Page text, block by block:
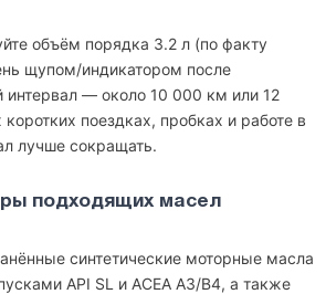
объём порядка 3.2 л (по факту
щупом/индикатором после
интервал — около 10 000 км или 12
поездках, пробках и работе в
лучше сокращать.
подходящих масел
синтетические моторные масла
API SL и ACEA A3/B4, а также